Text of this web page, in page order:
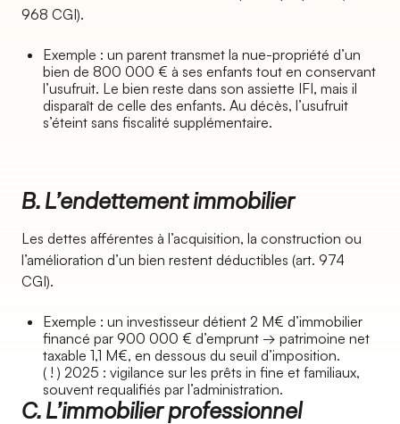
968 CGI).
Exemple : un parent transmet la nue-propriété d’un
bien de 800 000 € à ses enfants tout en conservant
l’usufruit. Le bien reste dans son assiette IFI, mais il
disparaît de celle des enfants. Au décès, l’usufruit
s’éteint sans fiscalité supplémentaire.
B. L’endettement immobilier
Les dettes afférentes à l’acquisition, la construction ou
l’amélioration d’un bien restent déductibles (art. 974
CGI).
Exemple : un investisseur détient 2 M€ d’immobilier
financé par 900 000 € d’emprunt → patrimoine net
taxable 1,1 M€, en dessous du seuil d’imposition.
( ! ) 2025 : vigilance sur les prêts in fine et familiaux,
souvent requalifiés par l’administration.
C. L’immobilier professionnel